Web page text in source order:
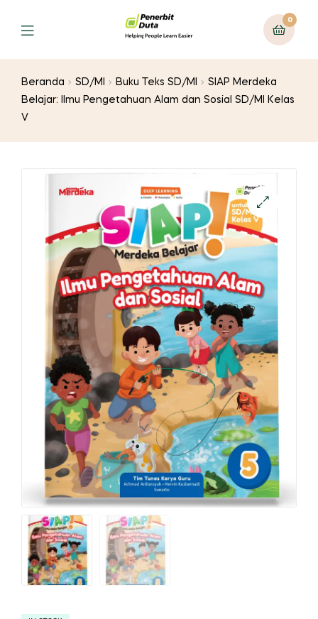
Menu
0
Beranda SD/MI Buku Teks SD/MI
SIAP Merdeka
Belajar: Ilmu Pengetahuan Alam dan Sosial SD/MI Kelas
V